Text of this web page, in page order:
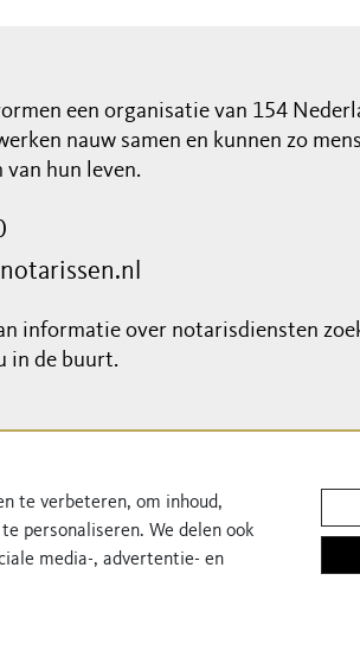
te verbeteren, om inhoud,
personaliseren. We delen ook
media-, advertentie- en
een organisatie van 154
nauw samen en kunnen zo
hun leven.
informatie over notarisdiensten
in de buurt.